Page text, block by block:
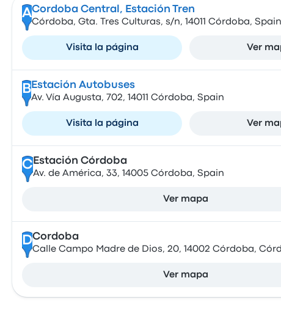
ACordoba Central, Estación Tren
Córdoba, Gta. Tres Culturas, s/n, 14011 Córdoba, Spain
Visita la página Ver
B Estación Autobuses
Av. Vía Augusta, 702, 14011 Córdoba, Spain
Visita la página Ver
CEstación Córdoba
Av. de América, 33, 14005 Córdoba, Spain
Ver mapa
DCordoba
Calle Campo Madre de Dios, 20, 14002 Córdoba,
Ver mapa